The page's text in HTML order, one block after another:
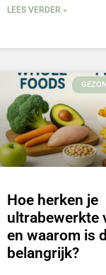
LEES VERDER »
Hoe herken je
ultrabewerkte
en waarom is
belangrijk?